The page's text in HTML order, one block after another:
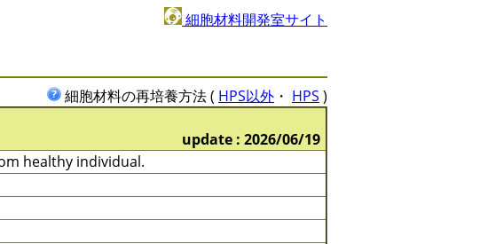
細胞材料開発室サイト
細胞材料の再培養方法 ( HPS以外 ・ HPS )
update : 2026/06/19
healthy individual.